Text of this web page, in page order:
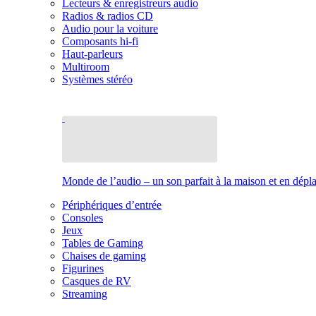
Lecteurs & enregistreurs audio
Radios & radios CD
Audio pour la voiture
Composants hi-fi
Haut-parleurs
Multiroom
Systèmes stéréo
Monde de l’audio – un son parfait à la maison et en
Périphériques d’entrée
Consoles
Jeux
Tables de Gaming
Chaises de gaming
Figurines
Casques de RV
Streaming